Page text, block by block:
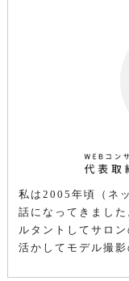
私は2005年頃（ネ
話になってきまし
ルタントしてサロ
活かしてモデル撮